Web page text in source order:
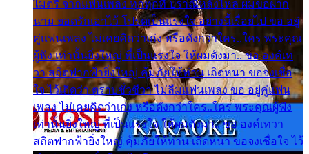
ไมตรี จากแฟนเพลง ทุกทุกที่ ปราณีหลั่งไหล ผมขอฝาก
นาม ยอดรักเอาไว้ โปรดเป็นแรงใจ อย่างนี้เรื่อยไป ขอ อยู่
คู่แฟนเพลง ไม่เคยคิดว่าเก่ง หรือดังกว่าใคร..ใคร พระคุณ
ผู้ฟัง เท่านั้นยิ่งใหญ่ ที่เป็นแรงใจ ให้ผมดังมา.. ขอ องค์เท
วา สถิตฟากฟ้ายิ่งใหญ่ คุ้มภัยให้ท่าน เถิดหนา ขอจงเชื่อ
ใจ ไว้เถิดว่า ตราบชั่วชีวา ไม่ลืมแฟนเพลง ขอ อยู่คู่แฟน
เพลง ไม่เคยคิดว่าเก่ง หรือดังกว่าใคร..ใคร พระคุณผู้ฟัง
เท่านั้นยิ่งใหญ่ ที่เป็นแรงใจ ให้ผมดังมา.. ขอ องค์เทวา
สถิตฟากฟ้ายิ่งใหญ่ คุ้มภัยให้ท่าน เถิดหนา ขอจงเชื่อใจ ไว้